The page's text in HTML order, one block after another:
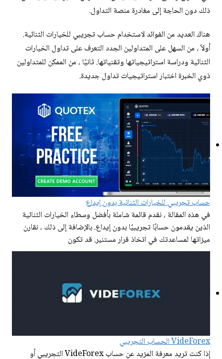
ذلك دون الحاجة إلى مغادرة منصة التداول.
هناك العديد من الفوائد لاستخدام حساب تجريبي للخيارات الثنائية.
أولاً ، من السهل على المتداولين الجدد التعرف على تداول الخيارات
الثنائية ودراسة استراتيجياتها وتقنياتها. ثانيًا ، من الممكن للمتداولين
ذوي الخبرة اختبار استراتيجيات تداول جديدة.
حساب تجريبي للخيارات الثنائية بدون إيداع
في هذه المقالة ، نقدم قائمة شاملة بأفضل وسطاء الخيارات الثنائية
الذين يقدمون حسابًا تجريبيًا بدون إيداع. بالإضافة إلى ذلك ، نقارن
ميزاتها لمساعدتك في اتخاذ قرار مستنير. قد تكون
VideForex الحساب التجريبي
إذا كنت تريد معرفة المزيد عن حساب VideForex التجريبي أو